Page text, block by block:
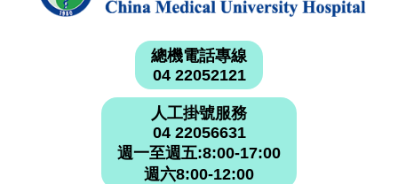
總機電話專線
04 22052121
人工掛號服務
04 22056631
週一至週五:8:00-17:00
週六8:00-12:00